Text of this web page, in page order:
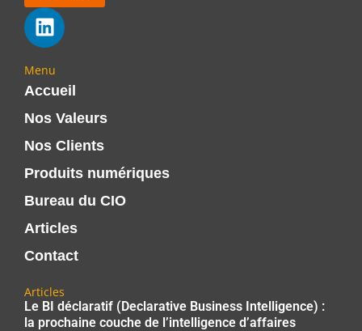
Menu
Accueil
Nos Valeurs
Nos Clients
Produits numériques
Bureau du CIO
Articles
Contact
Articles
Le BI déclaratif (Declarative Business Intelligence) :
la prochaine couche de l’intelligence d’affaires